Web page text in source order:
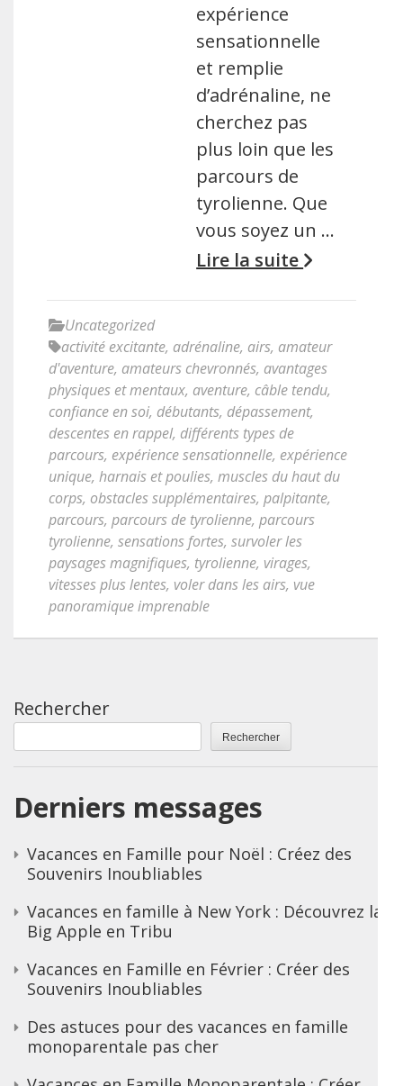
expérience
sensationnelle
et remplie
d’adrénaline, ne
cherchez pas
plus loin que les
parcours de
tyrolienne. Que
vous soyez un …
Lire la suite
Uncategorized
activité excitante, adrénaline, airs, amateur
d'aventure, amateurs chevronnés, avantages
physiques et mentaux, aventure, câble tendu,
confiance en soi, débutants, dépassement,
descentes en rappel, différents types de
parcours, expérience sensationnelle, expérience
unique, harnais et poulies, muscles du haut du
corps, obstacles supplémentaires, palpitante,
parcours, parcours de tyrolienne, parcours
tyrolienne, sensations fortes, survoler les
paysages magnifiques, tyrolienne, virages,
vitesses plus lentes, voler dans les airs, vue
panoramique imprenable
Rechercher
Rechercher
Derniers messages
Vacances en Famille pour Noël : Créez des
Souvenirs Inoubliables
Vacances en famille à New York : Découvrez la
Big Apple en Tribu
Vacances en Famille en Février : Créer des
Souvenirs Inoubliables
Des astuces pour des vacances en famille
monoparentale pas cher